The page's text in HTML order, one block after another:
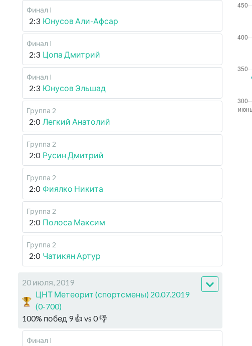
Финал I
2:3 Юнусов Али-Афсар
Финал I
2:3 Цопа Дмитрий
Финал I
2:3 Юнусов Эльшад
Группа 2
2:0 Легкий Анатолий
Группа 2
2:0 Русин Дмитрий
Группа 2
2:0 Фиялко Никита
Группа 2
2:0 Полоса Максим
Группа 2
2:0 Чатикян Артур
20 июля, 2019
ЦНТ Метеорит (спортсмены) 20.07.2019
(0-700)
100% побед 9👍 vs 0👎
Финал I